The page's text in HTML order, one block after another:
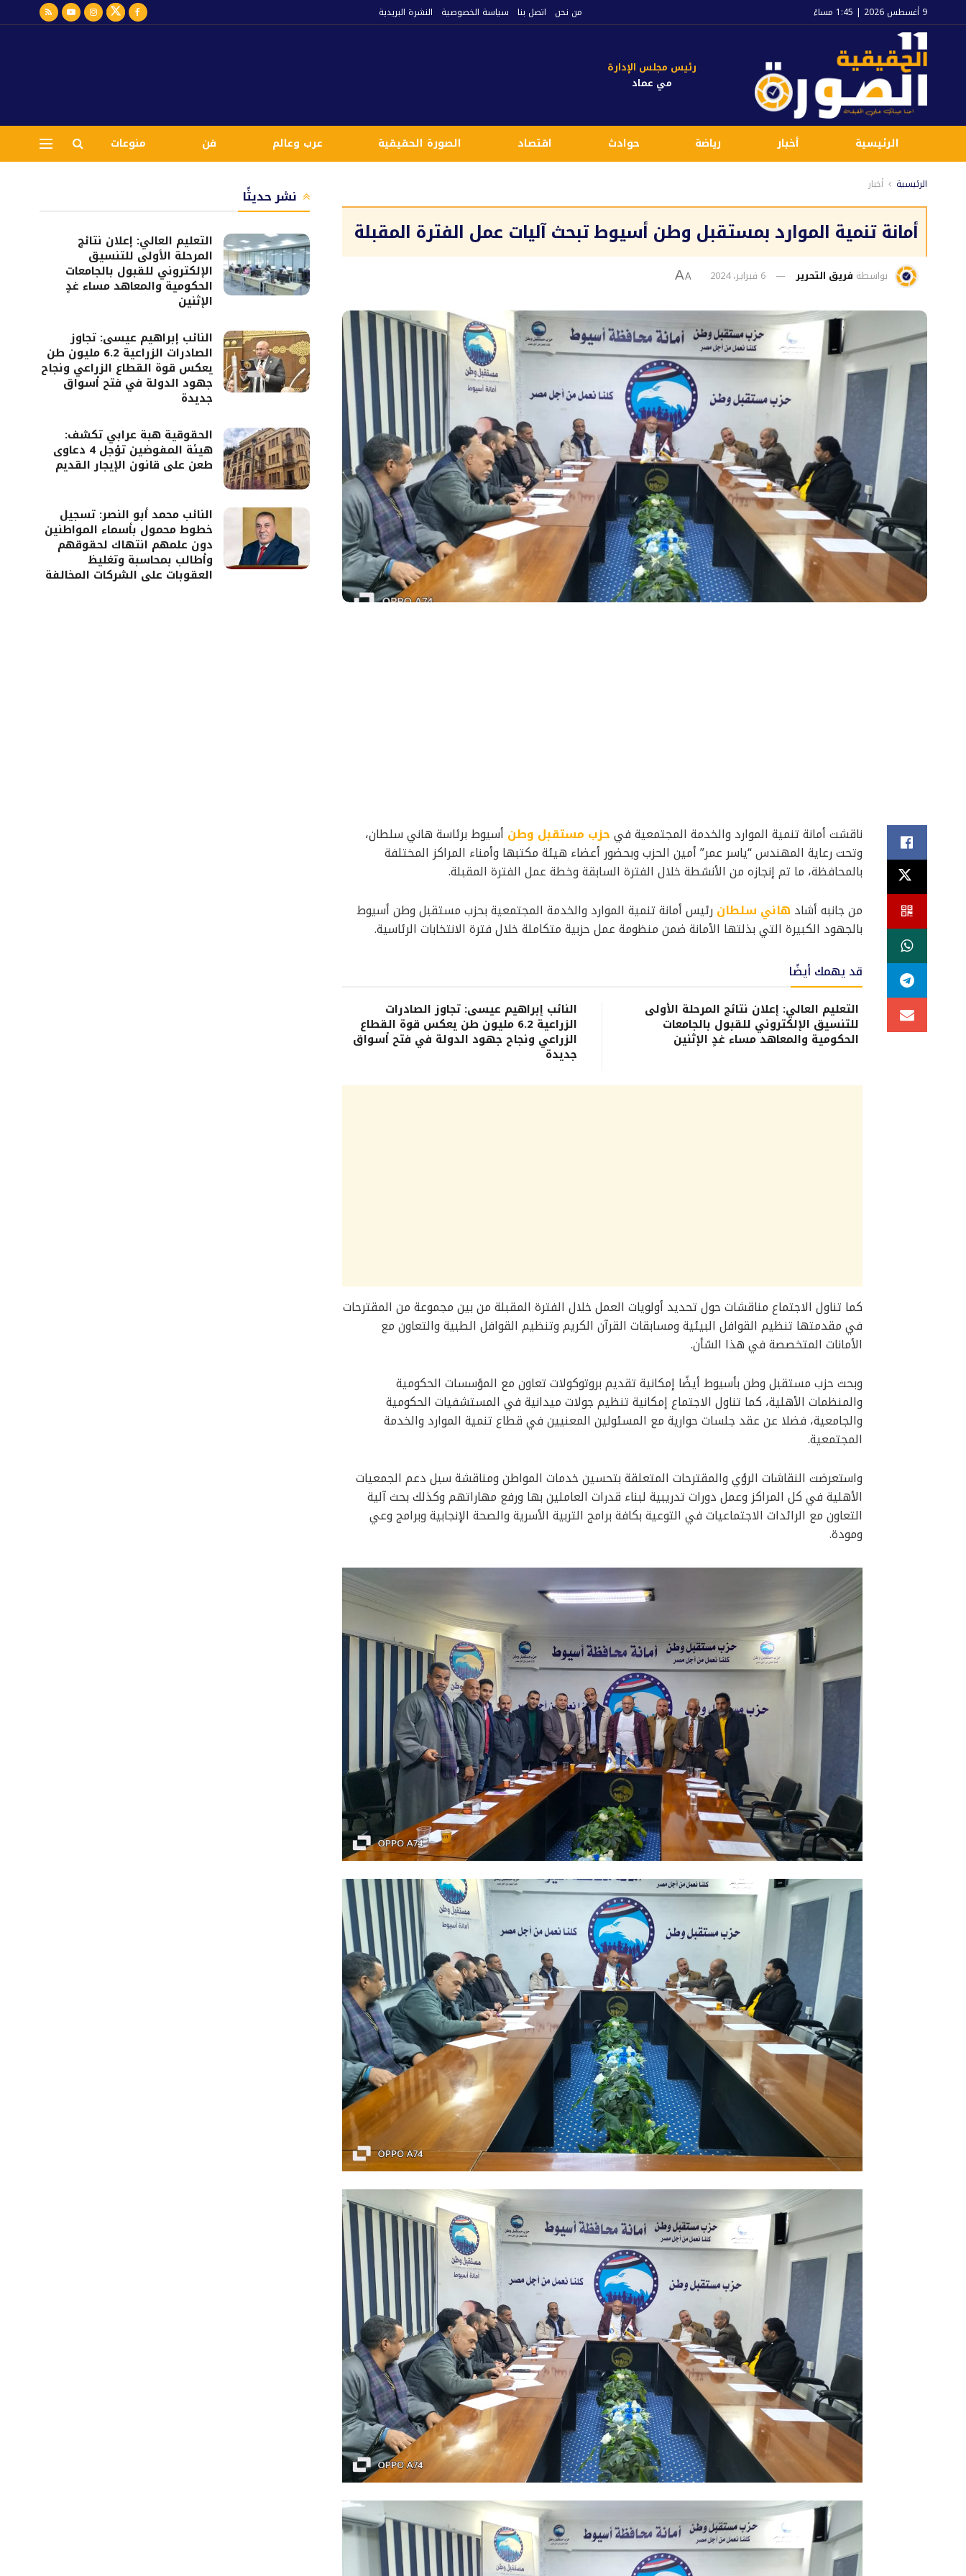
9 أغسطس 2026 | 1:45 مساءً من نحن اتصل بنا سياسة الخصوصية النشرة البريدية
رئيس مجلس الإدارة
مي عماد
الرئيسية أخبار رياضة حوادث اقتصاد الصورة الحقيقية عرب وعالم فن منوعات
الرئيسية أخبار
أمانة تنمية الموارد بمستقبل وطن أسيوط تبحث آليات عمل الفترة المقبلة
بواسطة فريق التحرير 6 فبراير، 2024 A
A
ناقشت أمانة تنمية الموارد والخدمة المجتمعية فيحزب مستقبل وطن أسيوط برئاسة هاني سلطان،
وتحت رعاية المهندس “ياسر عمر” أمين الحزب وبحضور أعضاء هيئة مكتبها وأمناء المراكز المختلفة
بالمحافظة، ما تم إنجازه من الأنشطة خلال الفترة السابقة وخطة عمل الفترة المقبلة.
من جانبه أشاد هاني سلطان رئيس أمانة تنمية الموارد والخدمة المجتمعية بحزب مستقبل وطن أسيوط
بالجهود الكبيرة التي بذلتها الأمانة ضمن منظومة عمل حزبية متكاملة خلال فترة الانتخابات الرئاسية.
قد يهمك أيضًا
التعليم العالي: إعلان نتائج المرحلة الأولى
للتنسيق الإلكتروني للقبول بالجامعات
الحكومية والمعاهد مساء غدٍ الإثنين
النائب إبراهيم عيسى: تجاوز الصادرات
الزراعية 6.2 مليون طن يعكس قوة القطاع
الزراعي ونجاح جهود الدولة في فتح أسواق
جديدة
كما تناول الاجتماع مناقشات حول تحديد أولويات العمل خلال الفترة المقبلة من بين مجموعة من المقترحات
في مقدمتها تنظيم القوافل البيئية ومسابقات القرآن الكريم وتنظيم القوافل الطبية والتعاون مع
الأمانات المتخصصة في هذا الشأن.
وبحث حزب مستقبل وطن بأسيوط أيضًا إمكانية تقديم بروتوكولات تعاون مع المؤسسات الحكومية
والمنظمات الأهلية، كما تناول الاجتماع إمكانية تنظيم جولات ميدانية في المستشفيات الحكومية
والجامعية، فضلا عن عقد جلسات حوارية مع المسئولين المعنيين في قطاع تنمية الموارد والخدمة
المجتمعية.
واستعرضت النقاشات الرؤي والمقترحات المتعلقة بتحسين خدمات المواطن ومناقشة سبل دعم الجمعيات
الأهلية في كل المراكز وعمل دورات تدريبية لبناء قدرات العاملين بها ورفع مهاراتهم وكذلك بحث آلية
التعاون مع الرائدات الاجتماعيات في التوعية بكافة برامج التربية الأسرية والصحة الإنجابية وبرامج وعي
ومودة.
نشر حديثًا
التعليم العالي: إعلان نتائج
المرحلة الأولى للتنسيق
الإلكتروني للقبول بالجامعات
الحكومية والمعاهد مساء غدٍ
الإثنين
النائب إبراهيم عيسى: تجاوز
الصادرات الزراعية 6.2 مليون طن
يعكس قوة القطاع الزراعي ونجاح
جهود الدولة في فتح أسواق
جديدة
الحقوقية هبة عرابي تكشف:
هيئة المفوضين تؤجل 4 دعاوى
طعن على قانون الإيجار القديم
النائب محمد أبو النصر: تسجيل
خطوط محمول بأسماء المواطنين
دون علمهم انتهاك لحقوقهم
وأطالب بمحاسبة وتغليظ
العقوبات على الشركات المخالفة